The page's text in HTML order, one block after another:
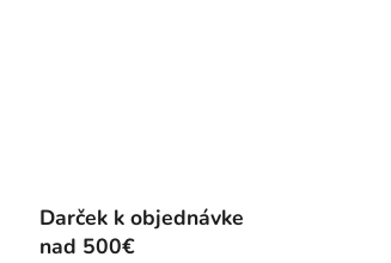
Darček k objednávke
nad 500€